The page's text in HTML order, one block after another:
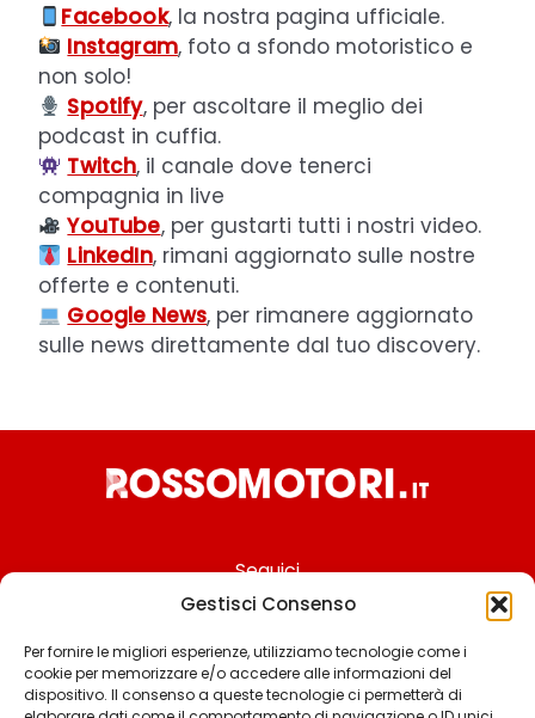
Gestisci Consenso
Per fornire le migliori esperienze, utilizziamo tecnologie come i
cookie per memorizzare e/o accedere alle informazioni del
dispositivo. Il consenso a queste tecnologie ci permetterà di
Facebook, la nostra pagina ufficiale.
Instagram, foto a sfondo motoristico e
non solo!
Spotify, per ascoltare il meglio dei
podcast in cuffia.
Twitch, il canale dove tenerci
compagnia in live
YouTube, per gustarti tutti i nostri video.
LinkedIn, rimani aggiornato sulle nostre
offerte e contenuti.
Google News, per rimanere aggiornato
sulle news direttamente dal tuo discovery.
Seguici
Chi siamo